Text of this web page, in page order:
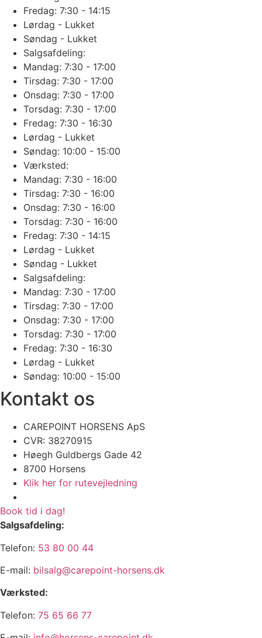
Fredag: 7:30 - 14:15
Lørdag - Lukket
Søndag - Lukket
Salgsafdeling:
Mandag: 7:30 - 17:00
Tirsdag: 7:30 - 17:00
Onsdag: 7:30 - 17:00
Torsdag: 7:30 - 17:00
Fredag: 7:30 - 16:30
Lørdag - Lukket
Søndag: 10:00 - 15:00
Værksted:
Mandag: 7:30 - 16:00
Tirsdag: 7:30 - 16:00
Onsdag: 7:30 - 16:00
Torsdag: 7:30 - 16:00
Fredag: 7:30 - 14:15
Lørdag - Lukket
Søndag - Lukket
Salgsafdeling:
Mandag: 7:30 - 17:00
Tirsdag: 7:30 - 17:00
Onsdag: 7:30 - 17:00
Torsdag: 7:30 - 17:00
Fredag: 7:30 - 16:30
Lørdag - Lukket
Søndag: 10:00 - 15:00
Kontakt os
CAREPOINT HORSENS ApS
CVR: 38270915 ​
​​Høegh Guldbergs Gade 42
8700 Horsens
Klik her for rutevejledning
Book tid i dag!
Salgsafdeling:
Telefon: 53 80 00 44
E-mail: bilsalg@carepoint-horsens.dk
Værksted:
Telefon: 75 65 66 77